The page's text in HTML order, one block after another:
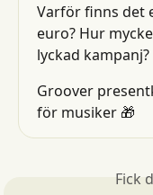
Varför finns det
euro? Hur
lyckad kampanj?
Groover
för musiker 🎁
Fick